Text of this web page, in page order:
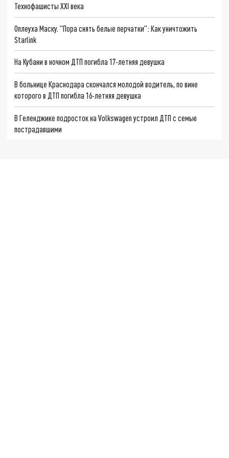
Технофашисты XXI века
Оплеуха Маску. "Пора снять белые перчатки": Как уничтожить
Starlink
На Кубани в ночном ДТП погибла 17-летняя девушка
В больнице Краснодара скончался молодой водитель, по вине
которого в ДТП погибла 16-летняя девушка
В Геленджике подросток на Volkswagen устроил ДТП с семью
пострадавшими